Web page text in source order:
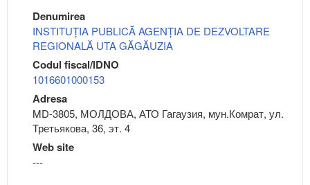
Denumirea
INSTITUȚIA PUBLICĂ AGENȚIA DE DEZVOLTARE
REGIONALĂ UTA GĂGĂUZIA
Codul fiscal/IDNO
1016601000153
Adresa
MD-3805, МОЛДОВА, АТО Гагаузия, мун.Комрат, ул.
Третьякова, 36, эт. 4
Web site
---